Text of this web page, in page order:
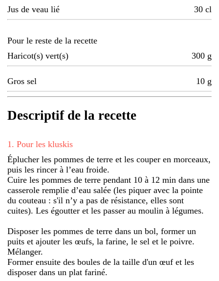
Jus de veau lié 30 cl
Pour le reste de la recette
Haricot(s) vert(s)
300 g
Gros sel 10 g
Descriptif de la recette
1 . Pour les kluskis
Éplucher les pommes de terre et les couper en morceaux,
puis les rincer à l’eau froide.
Cuire les pommes de terre pendant 10 à 12 min dans une
casserole remplie d’eau salée (les piquer avec la pointe
du couteau : s'il n’y a pas de résistance, elles sont
cuites). Les égoutter et les passer au moulin à légumes.
Disposer les pommes de terre dans un bol, former un
puits et ajouter les œufs, la farine, le sel et le poivre.
Mélanger.
Former ensuite des boules de la taille d'un œuf et les
disposer dans un plat fariné.